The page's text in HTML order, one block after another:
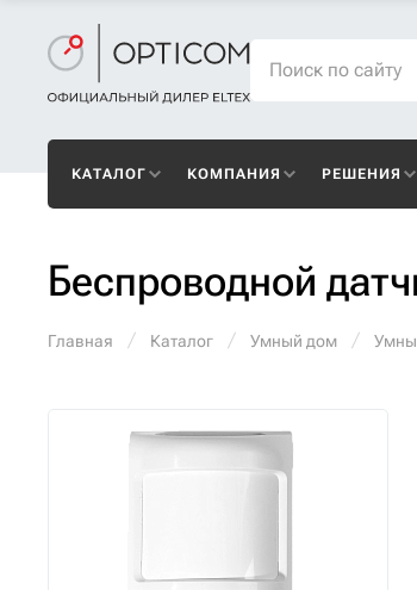
КАТАЛОГ КОМПАНИЯ РЕШЕНИЯ
Беспроводной
Главная Каталог Умный дом